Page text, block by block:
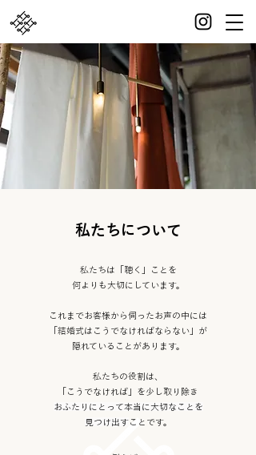
私たちについて
私たちは「聴く」ことを
何よりも大切にしています。
これまでお客様から伺ったお声の中には
「結婚式はこうでなければならない」が
隠れていることがあります。
私たちの役割は、
「こうでなければ」を少し取り除き
おふたりにとって本当に大切なことを
見つけ出すことです。